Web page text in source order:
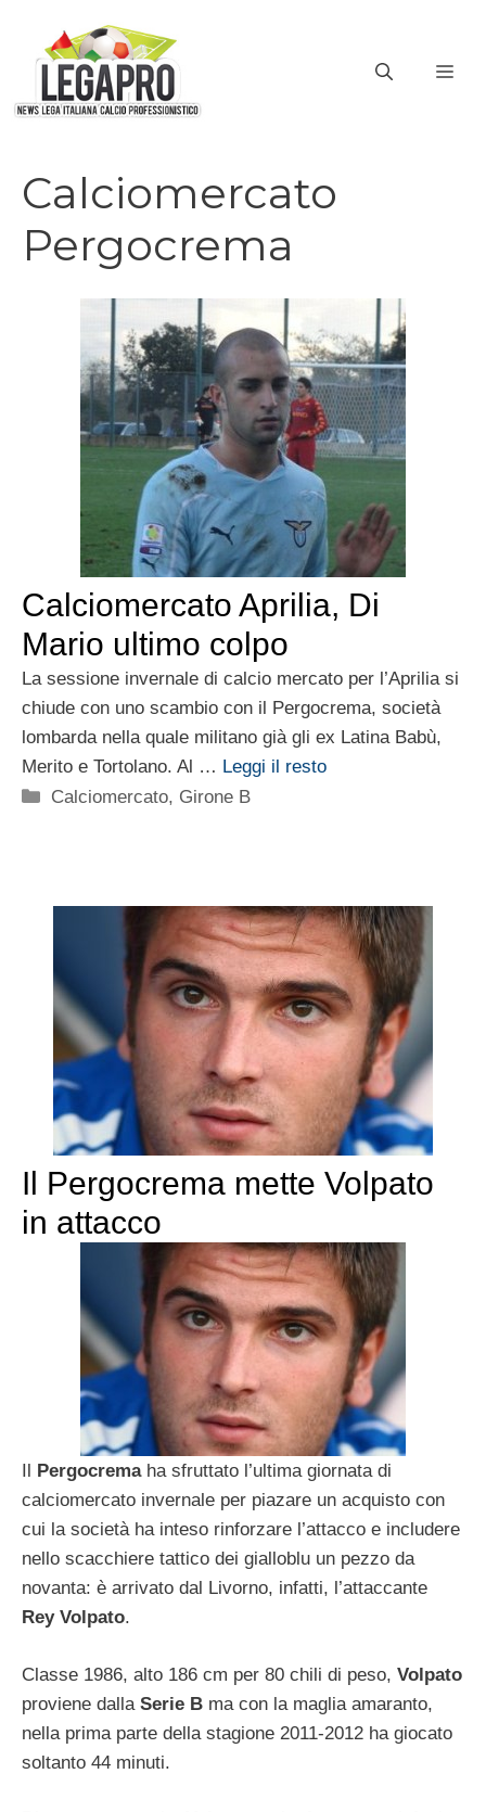
contenuto
Calciomercato
Pergocrema
Calciomercato Aprilia, Di
Mario ultimo colpo
La sessione invernale di calcio mercato per l’Aprilia si
chiude con uno scambio con il Pergocrema, società
lombarda nella quale militano già gli ex Latina Babù,
Merito e Tortolano. Al … Leggi il resto
Categorie
Calciomercato, Girone B
Il Pergocrema mette Volpato
in attacco
Pergocremaha sfruttato l’ultima giornata di
calciomercato invernale per piazare un acquisto con
cui la società ha inteso rinforzare l’attacco e includere
nello scacchiere tattico dei gialloblu un pezzo da
novanta: è arrivato dal Livorno, infatti, l’attaccante
Rey Volpato.
Classe 1986, alto 186 cm per 80 chili di peso, Volpato
proviene dalla Serie B ma con la maglia amaranto,
nella prima parte della stagione 2011-2012 ha giocato
soltanto 44 minuti.